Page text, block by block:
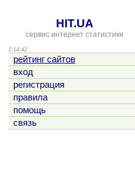
HIT.UA
сервис интернет статистики
2:14:42
рейтинг сайтов
вход
регистрация
правила
помощь
связь